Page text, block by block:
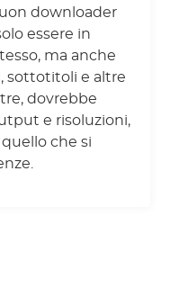
downloader
essere in
ma anche
sottotitoli e altre
dovrebbe
e risoluzioni,
che si